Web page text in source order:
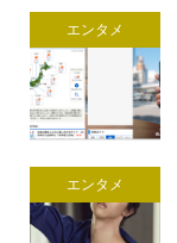
エンタメ
エンタメ